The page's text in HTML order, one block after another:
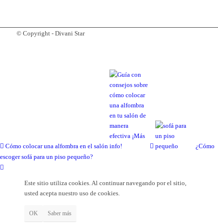
© Copyright - Divani Star
Cómo colocar una alfombra en el salón
¿Cómo
escoger sofá para un piso pequeño?
Este sitio utiliza cookies. Al continuar navegando por el sitio,
usted acepta nuestro uso de cookies.
OK Saber más